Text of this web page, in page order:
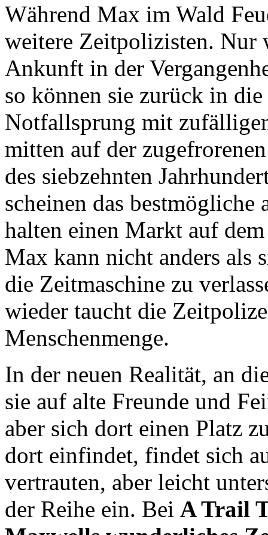
Während Max im Wald
weitere Zeitpolizisten. Nur
Ankunft in der
so können sie zurück in
Notfallsprung mit
mitten auf der
des siebzehnten
scheinen das bestmögliche
halten einen Markt auf
Max kann nicht anders als
die Zeitmaschine zu
wieder taucht die
Menschenmenge.
In der neuen Realität, an
sie auf alte Freunde und
aber sich dort einen Platz
dort einfindet, findet sich
vertrauten, aber leicht
der Reihe ein. Bei A Trail